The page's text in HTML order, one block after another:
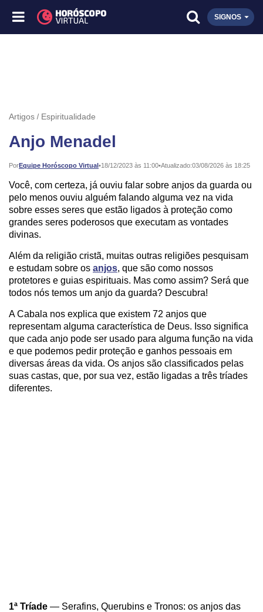
SIGNOS
Artigos Espiritualidade
Anjo Menadel
PorEquipe Horóscopo Virtual•
Publicado: 18/12/2023 às 11:00•Atualizado:03/08/2026 às 18:25
Você, com certeza, já ouviu falar sobre anjos da guarda ou
pelo menos ouviu alguém falando alguma vez na vida
sobre esses seres que estão ligados à proteção como
grandes seres poderosos que executam as vontades
divinas.
Além da religião cristã, muitas outras religiões pesquisam
e estudam sobre os anjos, que são como nossos
protetores e guias espirituais. Mas como assim? Será que
todos nós temos um anjo da guarda? Descubra!
A Cabala nos explica que existem 72 anjos que
representam alguma característica de Deus. Isso significa
que cada anjo pode ser usado para alguma função na vida
e que podemos pedir proteção e ganhos pessoais em
diversas áreas da vida. Os anjos são classificados pelas
suas castas, que, por sua vez, estão ligadas a três tríades
diferentes.
1ª Tríade — Serafins, Querubins e Tronos: os anjos das